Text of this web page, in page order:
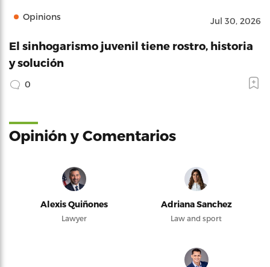
Opinions Jul 30, 2026
El sinhogarismo juvenil tiene rostro, historia
y solución
0
Opinión y Comentarios
Alexis Quiñones
Lawyer
Adriana Sanchez
Law and sport